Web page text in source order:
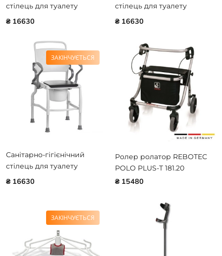
стілець для туалету
REBOTEC KOLN 340.44.00
₴ 16630
стілець для туалету
REBOTEC KOLN 340.54.00
₴ 16630
ЗАКІНЧУЄТЬСЯ
Санітарно-гігієнічний
стілець для туалету
REBOTEC KOLN 340.03.00
₴ 16630
Ролер ролатор REBOTEC
POLO PLUS-T 181.20
₴ 15480
ЗАКІНЧУЄТЬСЯ